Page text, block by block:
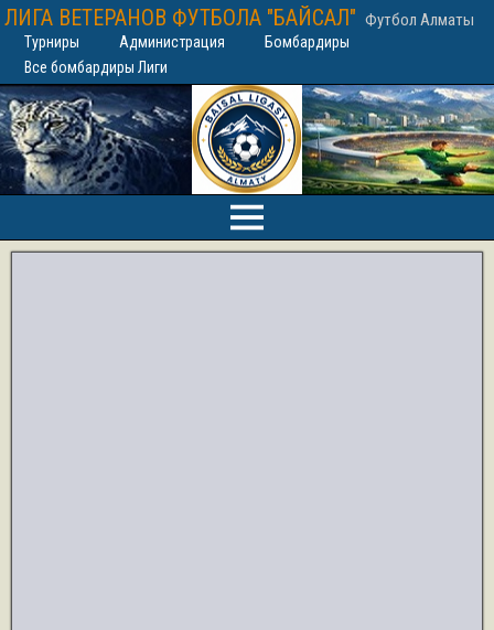
ЛИГА ВЕТЕРАНОВ ФУТБОЛА "БАЙСАЛ" Футбол Алматы
Турниры Администрация
Бомбардиры
Все бомбардиры Лиги